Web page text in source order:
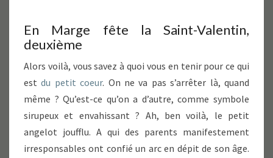
En Marge fête la Saint-Valentin,
deuxième
Alors voilà, vous savez à quoi vous en tenir pour ce qui
estdu petit coeur. On ne va pas s’arrêter là, quand
même ? Qu’est-ce qu’on a d’autre, comme symbole
sirupeux et envahissant ? Ah, ben voilà, le petit
angelot joufflu. A qui des parents manifestement
irresponsables ont confié un arc en dépit de son âge.